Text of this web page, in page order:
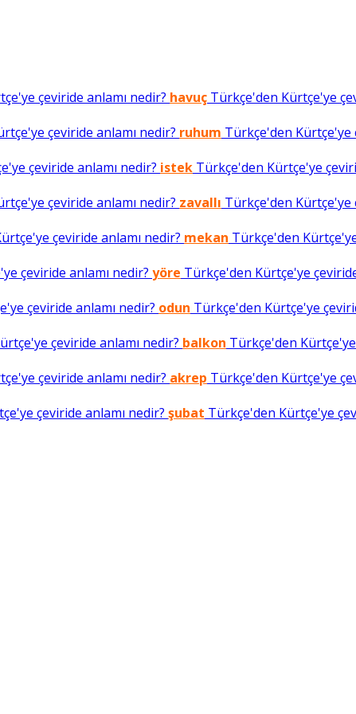
çeviride anlamı nedir? havuç Türkçe'den Kürtçe'ye
çeviride anlamı nedir? ruhum Türkçe'den Kürtçe'ye
çeviride anlamı nedir? istek Türkçe'den Kürtçe'ye
çeviride anlamı nedir? zavallı Türkçe'den Kürtçe'ye
çeviride anlamı nedir? mekan Türkçe'den
çeviride anlamı nedir? yöre Türkçe'den Kürtçe'ye
çeviride anlamı nedir? odun Türkçe'den Kürtçe'ye
çeviride anlamı nedir? balkon Türkçe'den
çeviride anlamı nedir? akrep Türkçe'den Kürtçe'ye
çeviride anlamı nedir? şubat Türkçe'den Kürtçe'ye